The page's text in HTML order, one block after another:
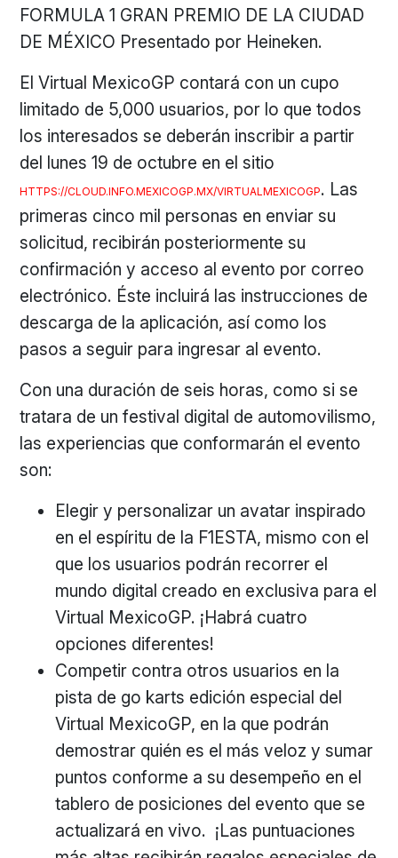
FORMULA 1 GRAN PREMIO DE LA CIUDAD
DE MÉXICO Presentado por Heineken.
El Virtual MexicoGP contará con un cupo
limitado de 5,000 usuarios, por lo que todos
los interesados se deberán inscribir a partir
del lunes 19 de octubre en el sitio
HTTPS://CLOUD.INFO.MEXICOGP.MX/VIRTUALMEXICOGP. Las
primeras cinco mil personas en enviar su
solicitud, recibirán posteriormente su
confirmación y acceso al evento por correo
electrónico. Éste incluirá las instrucciones de
descarga de la aplicación, así como los
pasos a seguir para ingresar al evento.
Con una duración de seis horas, como si se
tratara de un festival digital de automovilismo,
las experiencias que conformarán el evento
son:
Elegir y personalizar un avatar inspirado
en el espíritu de la F1ESTA, mismo con el
que los usuarios podrán recorrer el
mundo digital creado en exclusiva para el
Virtual MexicoGP. ¡Habrá cuatro
opciones diferentes!
Competir contra otros usuarios en la
pista de go karts edición especial del
Virtual MexicoGP, en la que podrán
demostrar quién es el más veloz y sumar
puntos conforme a su desempeño en el
tablero de posiciones del evento que se
actualizará en vivo. ¡Las puntuaciones